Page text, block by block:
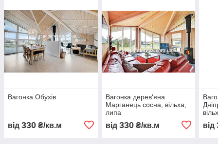
Вагонка Обухів
від 330 ₴/кв.м
Вагонка дерев'яна
Марганець сосна, вільха,
липа
від 330₴/кв.м від